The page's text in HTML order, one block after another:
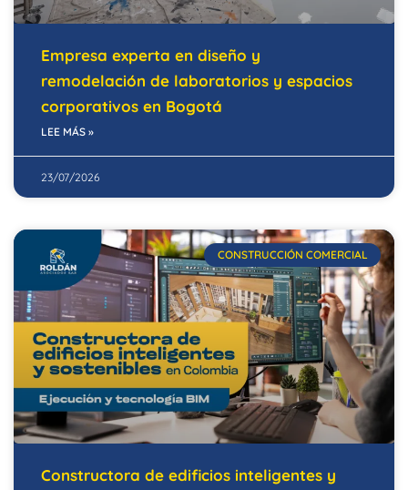
Empresa experta en diseño y
remodelación de laboratorios y espacios
corporativos en Bogotá
LEE MÁS »
23/07/2026
CONSTRUCCIÓN COMERCIAL
Constructora de edificios inteligentes y